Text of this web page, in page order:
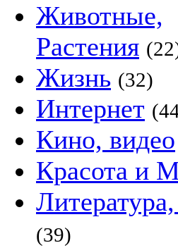
Животные,
Растения
Жизнь (32)
Интернет
Кино, видео
Красота и
(39)